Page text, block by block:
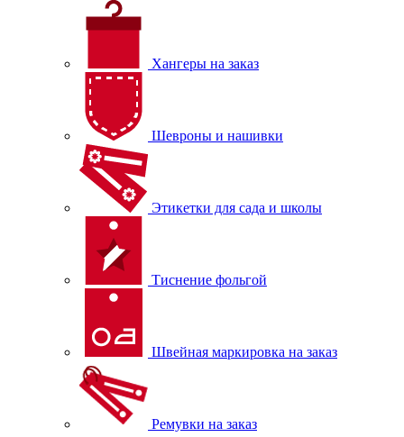
Хангеры на заказ
Шевроны и нашивки
Этикетки для сада и школы
Тиснение фольгой
Швейная маркировка на заказ
Ремувки на заказ